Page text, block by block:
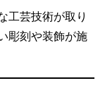
工芸技術が取り
彫刻や装飾が施